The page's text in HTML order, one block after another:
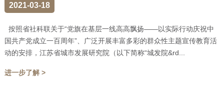
2021-03-18
按照省社科联关于“党旗在基层一线高高飘扬——以实际行动庆祝中
国共产党成立一百周年”、广泛开展丰富多彩的群众性主题宣传教育活
动的安排，江苏省城市发展研究院（以下简称“城发院&rd...
进一步了解 >